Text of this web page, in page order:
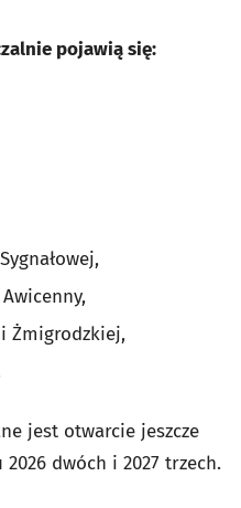
pojawią się:
Żmigrodzkiej,
jest otwarcie jeszcze
dwóch i 2027 trzech.